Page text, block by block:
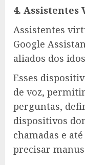
4. Assistentes
Assistentes
Google
aliados dos
Esses
de voz,
perguntas,
dispositivos
chamadas e
precisar